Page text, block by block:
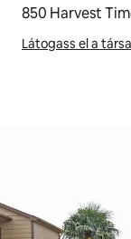
850 Harvest
Látogass el a